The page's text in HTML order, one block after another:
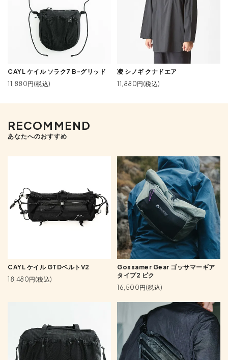
CAYL ケイル ソラク7 B-グリッド
11,880円(税込)
凌 シノギ クナドエア
11,880円(税込)
RECOMMEND
あなたへのおすすめ
CAYL ケイル GTDベルトV2
18,480円(税込)
Gossamer Gear ゴッサマーギア
タイプ2 ピク
16,500円(税込)